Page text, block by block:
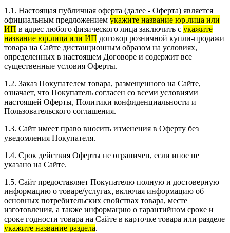
1.1. Настоящая публичная оферта (далее - Оферта) является
официальным предложением укажите название юр.лица или
ИП в адрес любого физического лица заключить с укажите
название юр.лица или ИП договор розничной купли-продажи
товара на Сайте дистанционным образом на условиях,
определенных в настоящем Договоре и содержит все
существенные условия Оферты.
1.2. Заказ Покупателем товара, размещенного на Сайте,
означает, что Покупатель согласен со всеми условиями
настоящей Оферты, Политики конфиденциальности и
Пользовательского соглашения.
1.3. Сайт имеет право вносить изменения в Оферту без
уведомления Покупателя.
1.4. Срок действия Оферты не ограничен, если иное не
указано на Сайте.
1.5. Сайт предоставляет Покупателю полную и достоверную
информацию о товаре/услугах, включая информацию об
основных потребительских свойствах товара, месте
изготовления, а также информацию о гарантийном сроке и
сроке годности товара на Сайте в карточке товара или разделе
укажите название раздела.